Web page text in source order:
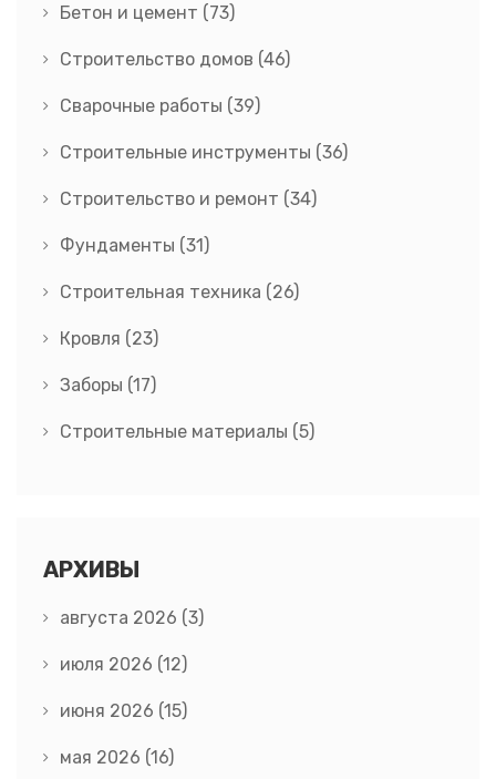
Бетон и цемент (73)
Строительство домов (46)
Сварочные работы (39)
Строительные инструменты (36)
Строительство и ремонт (34)
Фундаменты (31)
Строительная техника (26)
Кровля (23)
Заборы (17)
Строительные материалы (5)
АРХИВЫ
августа 2026 (3)
июля 2026 (12)
июня 2026 (15)
мая 2026 (16)